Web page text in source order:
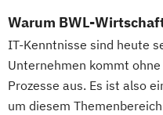
Warum BWL-
IT-Kenntnisse sind heute
Unternehmen kommt
Prozesse aus. Es ist also
um diesem